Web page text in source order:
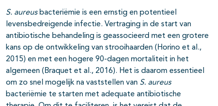
S. aureus bacteriëmie is een ernstig en potentieel
levensbedreigende infectie. Vertraging in de start van
antibiotische behandeling is geassocieerd met een grotere
kans op de ontwikkeling van strooihaarden (Horino et al.,
2015) en met een hogere 90-dagen mortaliteit in het
algemeen (Braquet et al., 2016). Het is daarom essentieel
om zo snel mogelijk na vaststellen van S. aureus
bacteriëmie te starten met adequate antibiotische